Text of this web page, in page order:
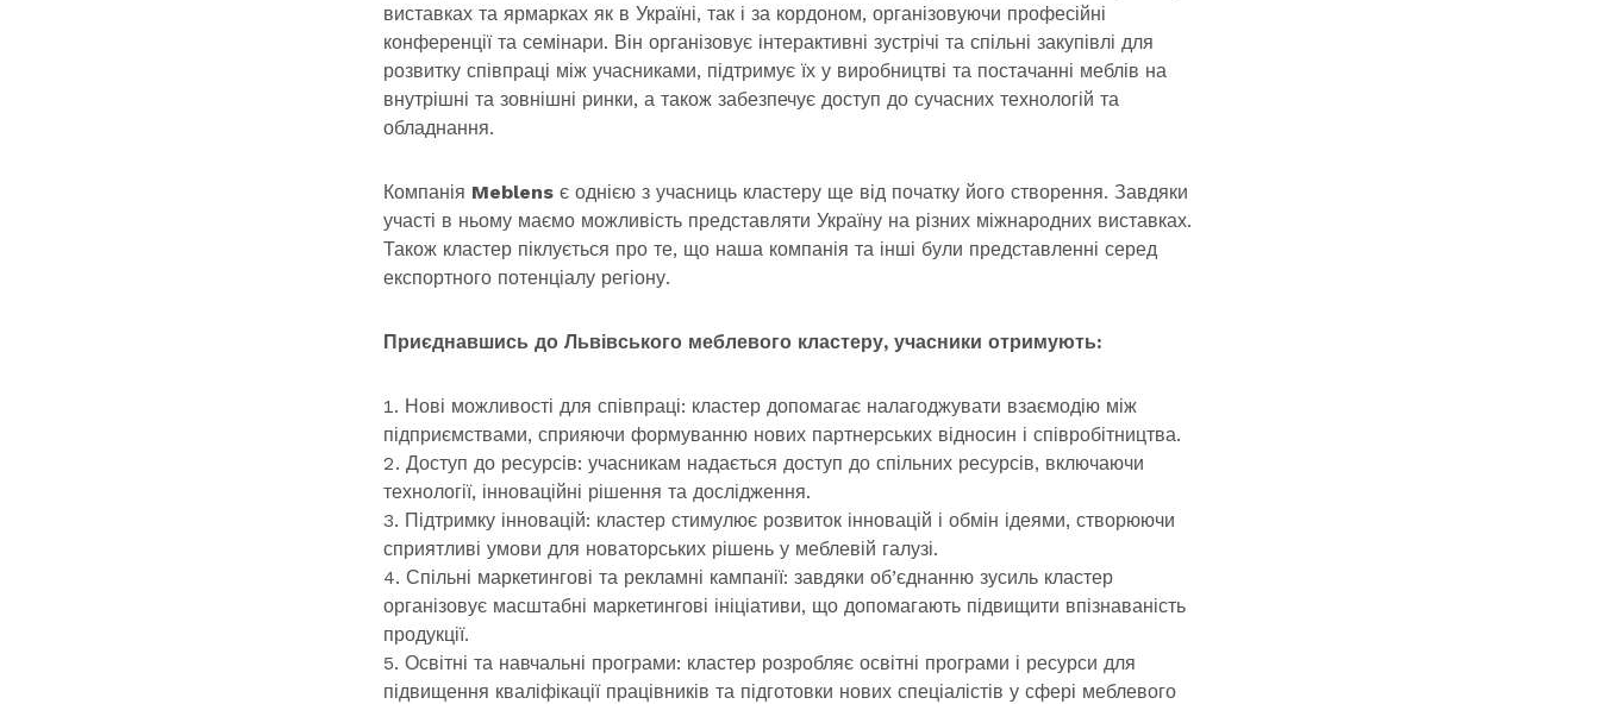
виставках та ярмарках як в Україні, так і за кордоном, організовуючи професійні
конференції та семінари. Він організовує інтерактивні зустрічі та спільні закупівлі для
розвитку співпраці між учасниками, підтримує їх у виробництві та постачанні меблів на
внутрішні та зовнішні ринки, а також забезпечує доступ до сучасних технологій та
обладнання.
Компанія Meblens є однією з учасниць кластеру ще від початку його створення. Завдяки
участі в ньому маємо можливість представляти Україну на різних міжнародних виставках.
Також кластер піклується про те, що наша компанія та інші були представленні серед
експортного потенціалу регіону.
Приєднавшись до Львівського меблевого кластеру, учасники отримують:
Нові можливості для співпраці: кластер допомагає налагоджувати взаємодію між
підприємствами, сприяючи формуванню нових партнерських відносин і співробітництва.
Доступ до ресурсів: учасникам надається доступ до спільних ресурсів, включаючи
технології, інноваційні рішення та дослідження.
Підтримку інновацій: кластер стимулює розвиток інновацій і обмін ідеями, створюючи
сприятливі умови для новаторських рішень у меблевій галузі.
Спільні маркетингові та рекламні кампанії: завдяки об’єднанню зусиль кластер
організовує масштабні маркетингові ініціативи, що допомагають підвищити впізнаваність
продукції.
Освітні та навчальні програми: кластер розробляє освітні програми і ресурси для
підвищення кваліфікації працівників та підготовки нових спеціалістів у сфері меблевого